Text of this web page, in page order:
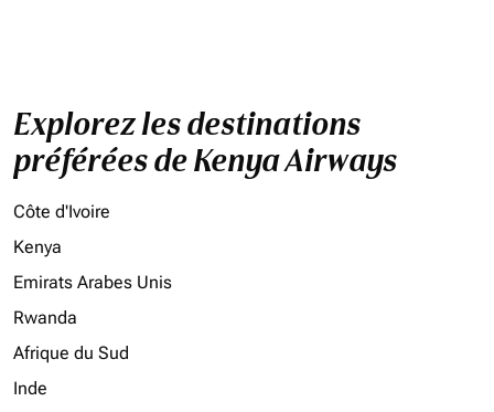
Explorez les destinations
préférées de Kenya Airways
Côte d'Ivoire
Kenya
Emirats Arabes Unis
Rwanda
Afrique du Sud
Inde